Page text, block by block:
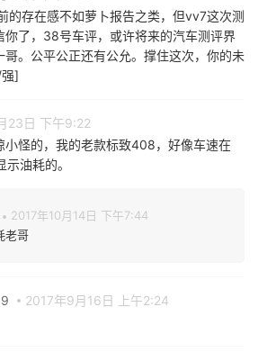
的存在感不如萝卜报告之类，但vv7这次测
你了，38号车评，或许将来的汽车测评界
哥。公平公正还有公允。撑住这次，你的未
]
23日 下午9:22
小怪的，我的老款标致408，好像车速在
油耗的。
2017年10月14日 下午7:44
老哥
2017年9月16日 上午2:24